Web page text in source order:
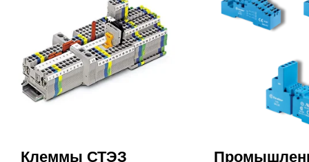
Клеммы СТЭЗ